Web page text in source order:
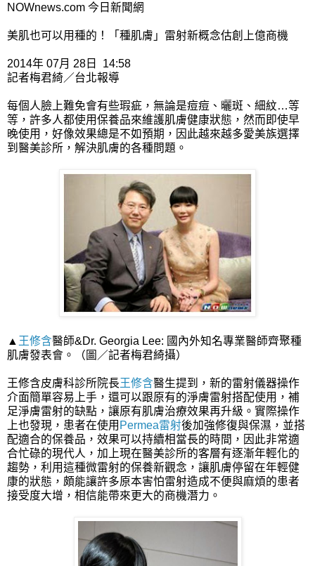
NOWnews.com 今日新聞網
美肌也可以用種的！「種肌膚」雷射新概念估創上億商機
2014年 07月 28日 14:58
記者梅君綺／台北報導
每個人臉上難免會有些瑕疵，無論是痘痘、曬斑、細紋…等
等，許多人都使用保養品來維護肌膚健康狀態，然而即使早
晚使用，好像效果總是不如預期，因此越來越多愛美族選擇
到醫美診所，解決肌膚的各種問題。
▲ 王修含醫師&Dr. Georgia Lee: 國內外知名專業醫師齊聚種
肌膚發表會。（圖／記者梅君綺攝）
王修含皮膚科診所院長王修含醫生提到，新的雷射儀器操作
介面簡單容易上手，還可以跟原有的淨膚雷射搭配使用，補
足淨膚雷射的缺點，讓原有肌膚治療效果再升級。實際操作
上也發現，患者在使用 Permea雷射後加強修復與保濕，並搭
配適合的保養品，效果可以持續相當長的時間，因此非常適
合忙碌的現代人，加上現在醫美診所的客層有逐漸年輕化的
趨勢，利用這種微雷射的保養新觀念，讓肌膚停留在年輕健
康的狀態，頗能讓許多原本害怕雷射造成不便與麻煩的患者
接受度大增，相信能帶來更大的商機潛力。